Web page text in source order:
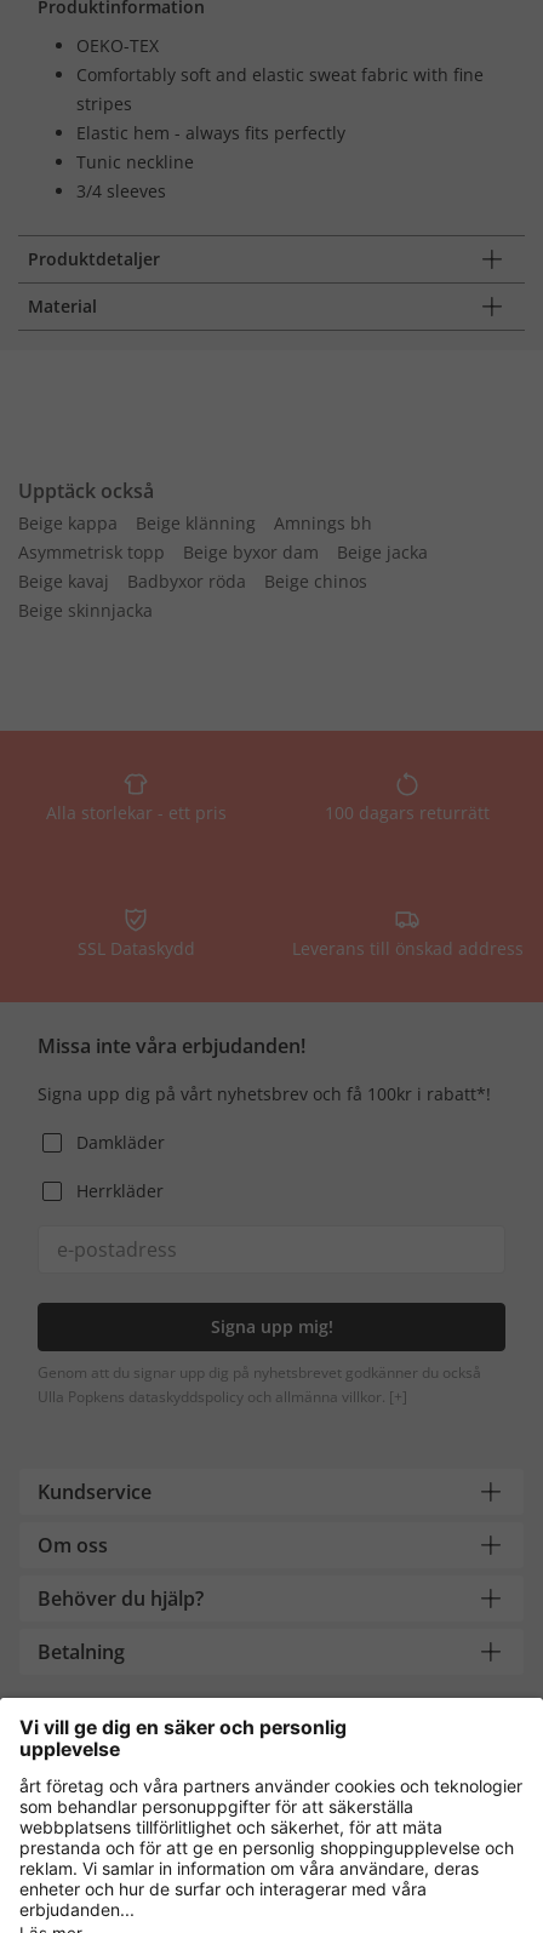
Produktinformation
OEKO-TEX
Comfortably soft and elastic sweat fabric with fine
stripes
Elastic hem - always fits perfectly
Tunic neckline
3/4 sleeves
Produktdetaljer
Material
Upptäck också
Beige kappa Beige klänning
Amnings bh
Asymmetrisk topp
Beige byxor dam
Beige jacka
Beige kavaj
Badbyxor röda
Beige chinos
Beige skinnjacka
Alla storlekar - ett pris 100 dagars returrätt
SSL Dataskydd Leverans till önskad address
Missa inte våra erbjudanden!
Signa upp dig på vårt nyhetsbrev och få 100kr i rabatt*!
Damkläder
Herrkläder
Signa upp mig!
Genom att du signar upp dig på nyhetsbrevet godkänner du också
Ulla Popkens dataskyddspolicy och allmänna villkor. [+]
Kundservice
Om oss
Behöver du hjälp?
Betalning
Handla säkert med
Andra onlinebutiker
Sverige